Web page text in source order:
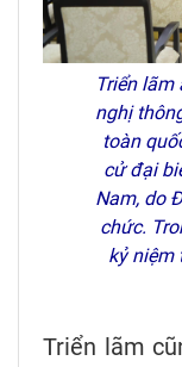
Triển
nghị
toàn
cử đại
Nam, do
chức.
kỷ niệm
Triển lãm